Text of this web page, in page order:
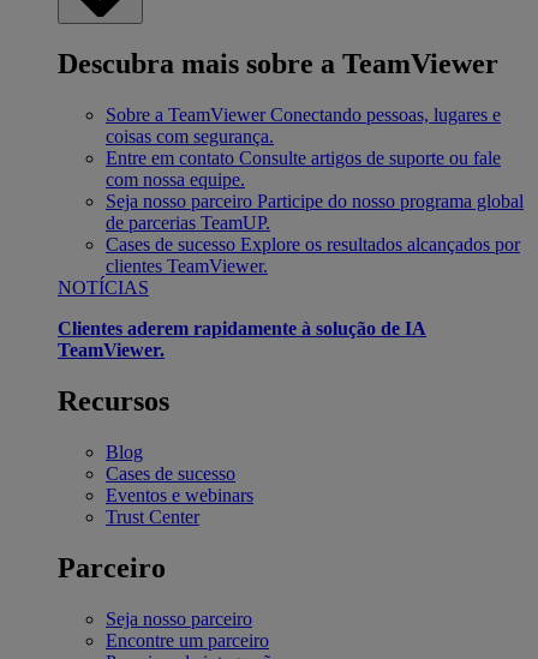
Descubra mais sobre a TeamViewer
Sobre a TeamViewer Conectando pessoas, lugares e
coisas com segurança.
Entre em contato Consulte artigos de suporte ou fale
com nossa equipe.
Seja nosso parceiro Participe do nosso programa global
de parcerias TeamUP.
Cases de sucesso Explore os resultados alcançados por
clientes TeamViewer.
NOTÍCIAS
Clientes aderem rapidamente à solução de IA
TeamViewer.
Recursos
Blog
Cases de sucesso
Eventos e webinars
Trust Center
Parceiro
Seja nosso parceiro
Encontre um parceiro